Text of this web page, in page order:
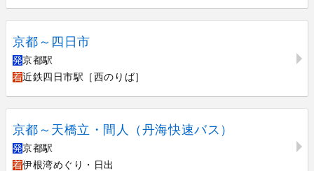
京都～四日市
発京都駅
着近鉄四日市駅［西のりば］
京都～天橋立・間人（丹海快速バス）
発京都駅
着伊根湾めぐり・日出